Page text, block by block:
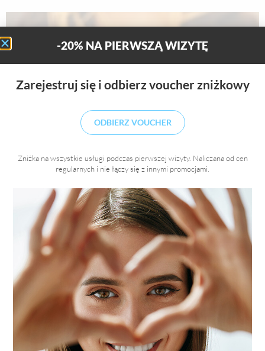
Dzień Matki 2023: pomysły na wyjątkowy prezent dla
2023-05-22
Dzień Matki 2023: pomysły na wyjątkowy prezent dla mamy to
poradnik dla osób, które chcą świadomie zadbać o urodę. Prezent na
Dzień Matki nie musi
-20% NA PIERWSZĄ WIZYTĘ
Zarejestruj się i odbierz voucher zniżkowy
regularnych i nie łączy się z innymi promocjami.